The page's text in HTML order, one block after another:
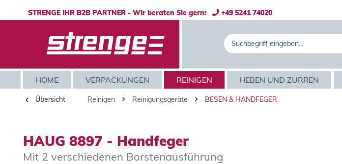
STRENGE IHR B2B PARTNER - Wir beraten Sie gern: +49 5241 74020
HOME VERPACKUNGEN REINIGEN HEBEN UND ZURREN
Übersicht Reinigen Reinigungsgeräte BESEN & HANDFEGER
HAUG 8897 - Handfeger
Mit 2 verschiedenen Borstenausführung